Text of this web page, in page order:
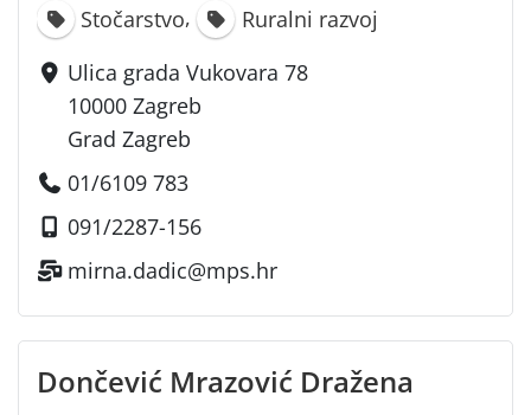
Stočarstvo,
Ruralni razvoj
Ulica grada Vukovara 78
10000 Zagreb
Grad Zagreb
01/6109 783
091/2287-156
mirna.dadic@mps.hr
Dončević Mrazović Dražena